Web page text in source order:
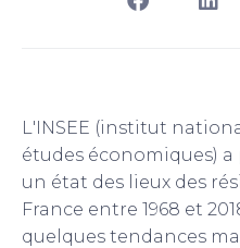
L'INSEE (institut
études économiques)
un état des lieux des
France entre 1968 et
quelques tendances